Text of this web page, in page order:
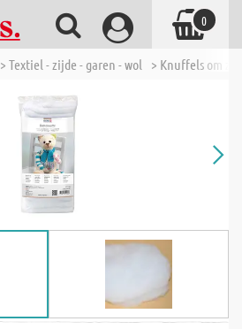
> Textiel - zijde - garen - wol > Knuffels om
0